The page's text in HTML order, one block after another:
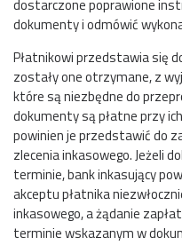
dostarczone poprawione
dokumenty i odmówić
Płatnikowi przedstawia się
zostały one otrzymane, z
które są niezbędne do
dokumenty są płatne przy
powinien je przedstawić do
zlecenia inkasowego. Jeżeli
terminie, bank inkasujący
akceptu płatnika
inkasowego, a żądanie
terminie wskazanym w